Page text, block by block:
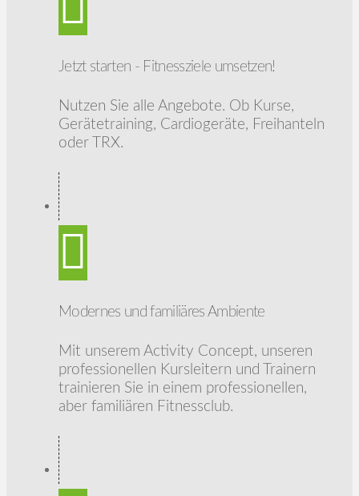
Jetzt starten - Fitnessziele umsetzen!
Nutzen Sie alle Angebote. Ob Kurse,
Gerätetraining, Cardiogeräte, Freihanteln
oder TRX.
Modernes und familiäres Ambiente
Mit unserem Activity Concept, unseren
professionellen Kursleitern und Trainern
trainieren Sie in einem professionellen,
aber familiären Fitnessclub.